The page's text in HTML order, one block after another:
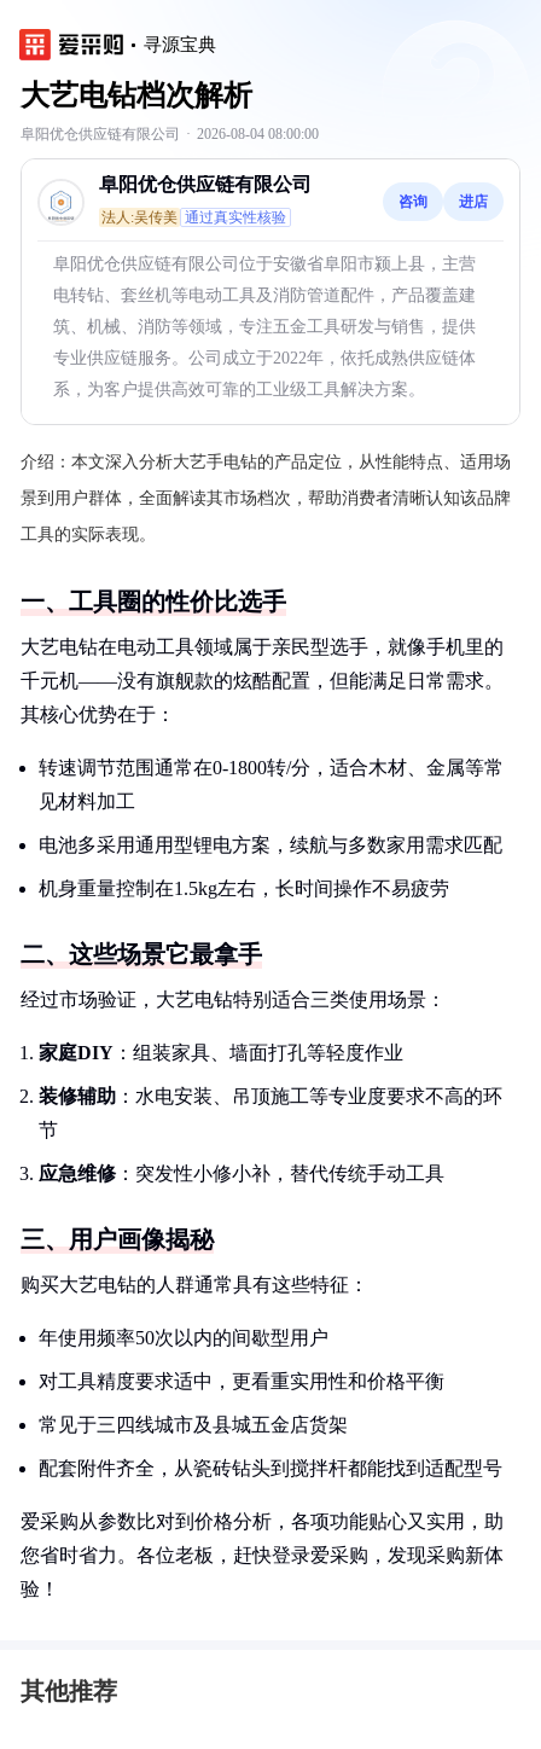
寻源宝典
大艺电钻档次解析
阜阳优仓供应链有限公司 · 2026-08-04 08:00:00
阜阳优仓供应链有限公司
法人:吴传美 通过真实性核验
咨询 进店
阜阳优仓供应链有限公司位于安徽省阜阳市颍上县，主营
电转钻、套丝机等电动工具及消防管道配件，产品覆盖建
筑、机械、消防等领域，专注五金工具研发与销售，提供
专业供应链服务。公司成立于2022年，依托成熟供应链体
系，为客户提供高效可靠的工业级工具解决方案。
介绍： 本文深入分析大艺手电钻的产品定位，从性能特点、适用场
景到用户群体，全面解读其市场档次，帮助消费者清晰认知该品牌
工具的实际表现。
一、工具圈的性价比选手
大艺电钻在电动工具领域属于亲民型选手，就像手机里的
千元机——没有旗舰款的炫酷配置，但能满足日常需求。
其核心优势在于：
转速调节范围通常在0-1800转/分，适合木材、金属等常
见材料加工
电池多采用通用型锂电方案，续航与多数家用需求匹配
机身重量控制在1.5kg左右，长时间操作不易疲劳
二、这些场景它最拿手
经过市场验证，大艺电钻特别适合三类使用场景：
家庭DIY ：组装家具、墙面打孔等轻度作业
装修辅助 ：水电安装、吊顶施工等专业度要求不高的环
节
应急维修 ：突发性小修小补，替代传统手动工具
三、用户画像揭秘
购买大艺电钻的人群通常具有这些特征：
年使用频率50次以内的间歇型用户
对工具精度要求适中，更看重实用性和价格平衡
常见于三四线城市及县城五金店货架
配套附件齐全，从瓷砖钻头到搅拌杆都能找到适配型号
爱采购从参数比对到价格分析，各项功能贴心又实用，助
您省时省力。各位老板，赶快登录爱采购，发现采购新体
验！
其他推荐